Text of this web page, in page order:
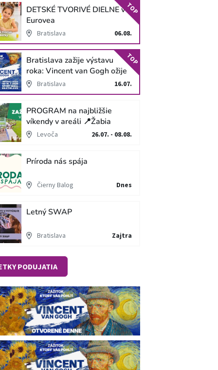
DETSKÉ TVORIVÉ DIELNE v
Eurovea
Bratislava 06.08.
TOP
Bratislava zažije výstavu
roka: Vincent van Gogh ožije
v unikátnej imerzívnej šou!
Bratislava 16.07.
TOP
PROGRAM na najbližšie
víkendy v areáli 📍Žabia
cestaLevoča 26.07. - 08.08.
Príroda nás spája
Čierny Balog Dnes
Letný SWAP
Bratislava Zajtra
PODUJATIA